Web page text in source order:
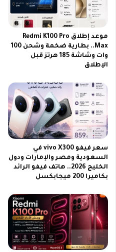
ح
ش
ق
ا
م
يُ
ق
ه
ر
ى
ا
ل
ـ
N
l
a
t
ل
ل
ت
0
موعد إطلاق Redmi K100 Pro
Max.. بطارية ضخمة وشحن 100
وات وشاشة 185 هرتز قبل
الإطلاق
سعر فيفو vivo X300 في
السعودية ومصر والإمارات ودول
الخليج 2026.. هاتف فيفو الرائد
بكاميرا 200 ميجابكسل